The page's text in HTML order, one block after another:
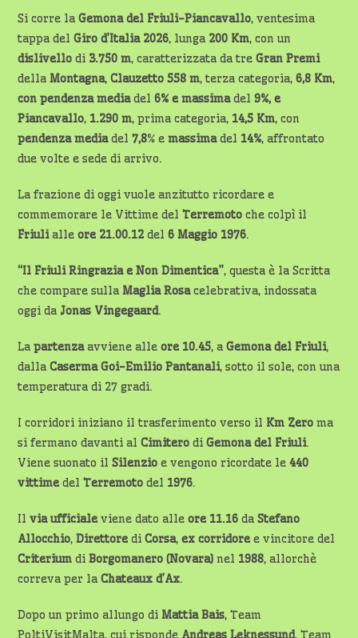
Si corre laGemona del Friuli-Piancavallo, ventesima
tappa delGiro d’Italia 2026, lunga 200 Km, con un
dislivello di 3.750 m, caratterizzata da treGran Premi
dellaMontagna,Clauzetto 558 m, terza categoria,6,8 Km,
con pendenza mediadel6% e massimadel 9%, e
Piancavallo, 1.290 m, prima categoria, 14,5 Km, con
pendenza mediadel7,8% emassimadel 14%, affrontato
due volte e sede di arrivo.
La frazione di oggi vuole anzitutto ricordare e
commemorare le Vittime delTerremoto che colpì il
Friulialleore 21.00.12 del6 Maggio 1976.
“Il Friuli Ringrazia e Non Dimentica”, questa è la Scritta
che compare sullaMaglia Rosacelebrativa, indossata
oggi da Jonas Vingegaard.
Lapartenzaavviene alleore 10.45, aGemona del Friuli,
dallaCaserma Goi-Emilio Pantanali, sotto il sole, con una
temperatura di 27 gradi.
I corridori iniziano il trasferimento verso il Km Zero ma
si fermano davanti alCimitero diGemona del Friuli.
Viene suonato ilSilenzio e vengono ricordate le440
vittime delTerremoto del 1976.
Ilvia ufficiale viene dato alleore 11.16 daStefano
Allocchio,Direttoredi Corsa,ex corridore e vincitore del
Criterium diBorgomanero (Novara)nel 1988, allorchè
correva per laChateaux d’Ax.
Dopo un primo allungo diMattia Bais, Team
PoltiVisitMalta, cui risponde Andreas Leknessund, Team